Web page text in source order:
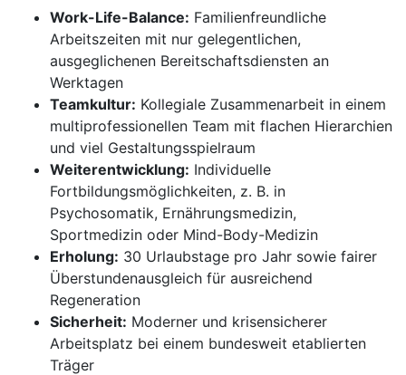
Work-Life-Balance: Familienfreundliche
Arbeitszeiten mit nur gelegentlichen,
ausgeglichenen Bereitschaftsdiensten an
Werktagen
Teamkultur: Kollegiale Zusammenarbeit in einem
multiprofessionellen Team mit flachen Hierarchien
und viel Gestaltungsspielraum
Weiterentwicklung: Individuelle
Fortbildungsmöglichkeiten, z. B. in
Psychosomatik, Ernährungsmedizin,
Sportmedizin oder Mind-Body-Medizin
Erholung: 30 Urlaubstage pro Jahr sowie fairer
Überstundenausgleich für ausreichend
Regeneration
Sicherheit: Moderner und krisensicherer
Arbeitsplatz bei einem bundesweit etablierten
Träger